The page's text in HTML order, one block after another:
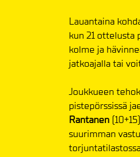
Lauantaina
kun 21 ottelusta
kolme ja
jatkoajalla tai
Joukkueen
pistepörssissä
Rantanen
suurimman